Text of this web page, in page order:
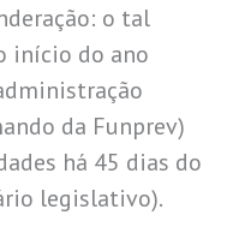
o tal
início do ano
da Funprev)
há 45 dias do
legislativo).